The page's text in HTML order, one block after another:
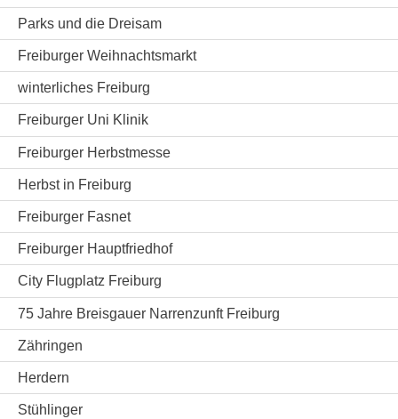
Parks und die Dreisam
Freiburger Weihnachtsmarkt
winterliches Freiburg
Freiburger Uni Klinik
Freiburger Herbstmesse
Herbst in Freiburg
Freiburger Fasnet
Freiburger Hauptfriedhof
City Flugplatz Freiburg
75 Jahre Breisgauer Narrenzunft Freiburg
Zähringen
Herdern
Stühlinger